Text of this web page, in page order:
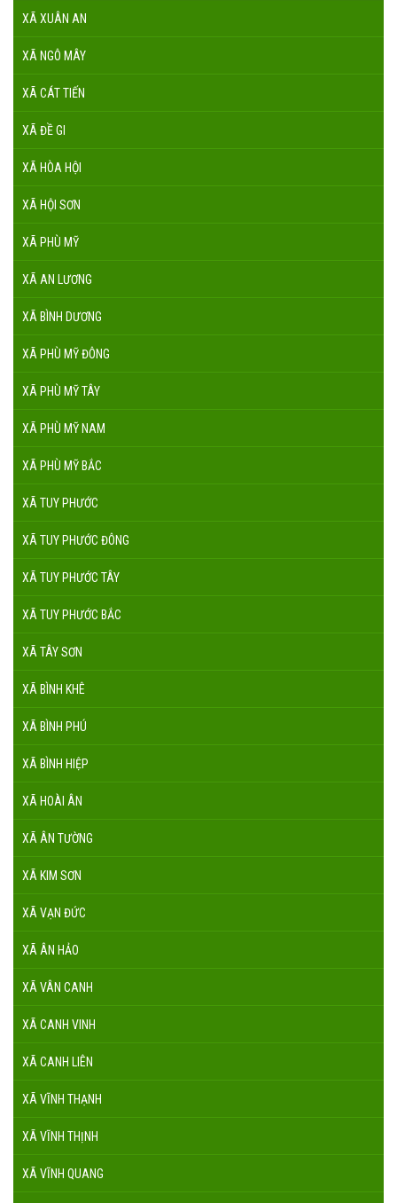
XÃ XUÂN AN
XÃ NGÔ MÂY
XÃ CÁT TIẾN
XÃ ĐỀ GI
XÃ HÒA HỘI
XÃ HỘI SƠN
XÃ PHÙ MỸ
XÃ AN LƯƠNG
XÃ BÌNH DƯƠNG
XÃ PHÙ MỸ ĐÔNG
XÃ PHÙ MỸ TÂY
XÃ PHÙ MỸ NAM
XÃ PHÙ MỸ BẮC
XÃ TUY PHƯỚC
XÃ TUY PHƯỚC ĐÔNG
XÃ TUY PHƯỚC TÂY
XÃ TUY PHƯỚC BẮC
XÃ TÂY SƠN
XÃ BÌNH KHÊ
XÃ BÌNH PHÚ
XÃ BÌNH HIỆP
XÃ HOÀI ÂN
XÃ ÂN TƯỜNG
XÃ KIM SƠN
XÃ VẠN ĐỨC
XÃ ÂN HẢO
XÃ VÂN CANH
XÃ CANH VINH
XÃ CANH LIÊN
XÃ VĨNH THẠNH
XÃ VĨNH THỊNH
XÃ VĨNH QUANG